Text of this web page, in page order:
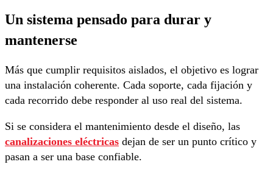
Un sistema pensado para durar y
mantenerse
Más que cumplir requisitos aislados, el objetivo es lograr
una instalación coherente. Cada soporte, cada fijación y
cada recorrido debe responder al uso real del sistema.
Si se considera el mantenimiento desde el diseño, las
canalizaciones eléctricas dejan de ser un punto crítico y
pasan a ser una base confiable.